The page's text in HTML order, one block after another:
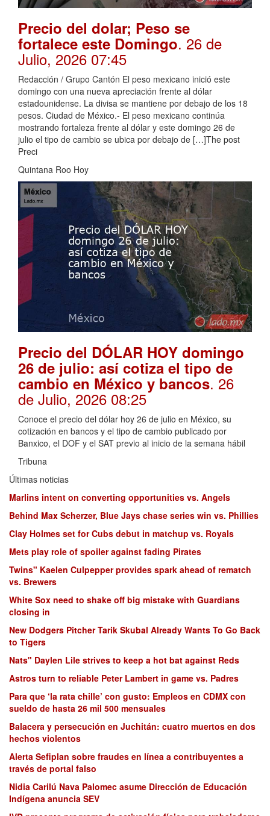
Precio del dolar; Peso se
fortalece este Domingo. 26 de
Julio, 2026 07:45
Redacción / Grupo Cantón El peso mexicano inició este
domingo con una nueva apreciación frente al dólar
estadounidense. La divisa se mantiene por debajo de los 18
pesos. Ciudad de México.- El peso mexicano continúa
mostrando fortaleza frente al dólar y este domingo 26 de
julio el tipo de cambio se ubica por debajo de […]The post
Preci
Quintana Roo Hoy
Precio del DÓLAR HOY domingo
26 de julio: así cotiza el tipo de
cambio en México y bancos. 26
de Julio, 2026 08:25
Conoce el precio del dólar hoy 26 de julio en México, su
cotización en bancos y el tipo de cambio publicado por
Banxico, el DOF y el SAT previo al inicio de la semana hábil
Tribuna
Últimas noticias
Marlins intent on converting opportunities vs. Angels
Behind Max Scherzer, Blue Jays chase series win vs. Phillies
Clay Holmes set for Cubs debut in matchup vs. Royals
Mets play role of spoiler against fading Pirates
Twins" Kaelen Culpepper provides spark ahead of rematch
vs. Brewers
White Sox need to shake off big mistake with Guardians
closing in
New Dodgers Pitcher Tarik Skubal Already Wants To Go Back
to Tigers
Nats" Daylen Lile strives to keep a hot bat against Reds
Astros turn to reliable Peter Lambert in game vs. Padres
Para que ‘la rata chille’ con gusto: Empleos en CDMX con
sueldo de hasta 26 mil 500 mensuales
Balacera y persecución en Juchitán: cuatro muertos en dos
hechos violentos
Alerta Sefiplan sobre fraudes en línea a contribuyentes a
través de portal falso
Nidia Carilú Nava Palomec asume Dirección de Educación
Indígena anuncia SEV